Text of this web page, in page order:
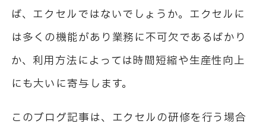
ば、エクセルではないでしょうか。エクセルに
は多くの機能があり業務に不可欠であるばかり
か、利用方法によっては時間短縮や生産性向上
にも大いに寄与します。
このブログ記事は、エクセルの研修を行う場合